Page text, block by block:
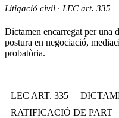
Litigació civil · LEC art. 335
Dictamen encarregat per una
postura en negociació,
probatòria.
LEC ART. 335
RATIFICACIÓ DE PART